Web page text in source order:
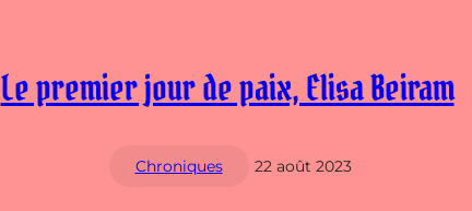
Le premier jour de paix, Elisa Beiram
Chroniques 22 août 2023